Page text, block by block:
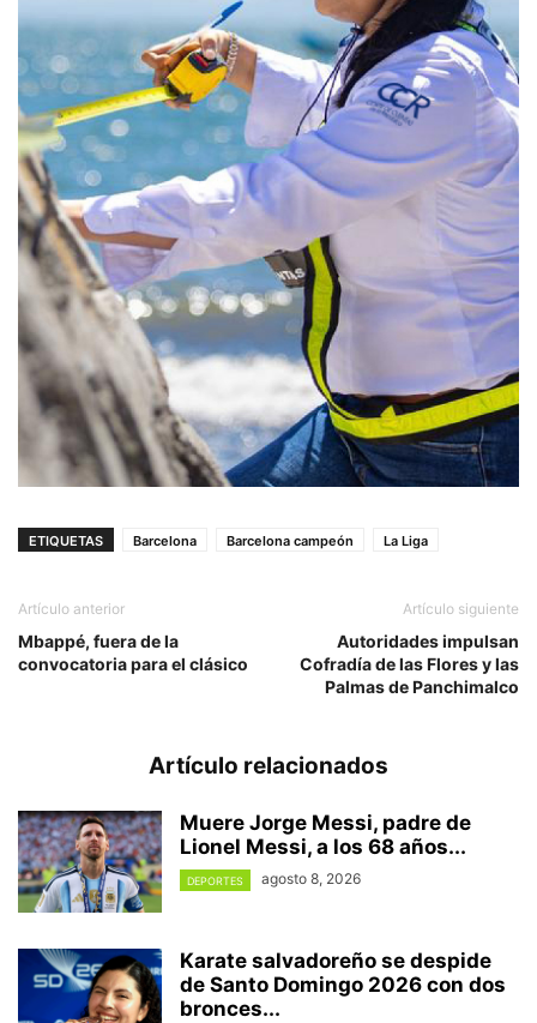
ETIQUETAS Barcelona Barcelona campeón La Liga
Artículo anterior
Mbappé, fuera de la
convocatoria para el clásico
Artículo siguiente
Autoridades impulsan
Cofradía de las Flores y las
Palmas de Panchimalco
Artículo relacionados
Muere Jorge Messi, padre de
Lionel Messi, a los 68 años...
DEPORTES agosto 8, 2026
Karate salvadoreño se despide
de Santo Domingo 2026 con dos
bronces...